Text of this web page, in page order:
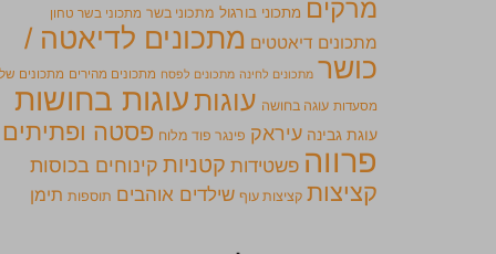
מרקים מתכוני בורגול מתכוני בשר מתכוני בשר טחון
מתכונים דיאטטים מתכונים לדיאטה /
כושר מתכונים לחינה מתכונים לפסח מתכונים מהירים מתכונים של
מסעדות עוגה בחושה עוגותעוגות בחושות
עוגת גבינה עיראק פינגר פוד מלוח פסטה ופתיתים
פרווה פשטידות קטניות קינוחים בכוסות
קציצות קציצות עוף שילדים אוהבים תוספות תימן